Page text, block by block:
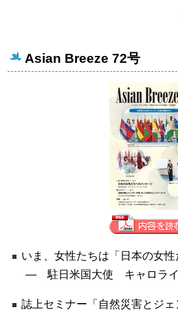
Asian Breeze 72号
いま、女性たちは「日本の女性
― 駐日米国大使 キャロライ
誌上セミナー「自然災害とジ